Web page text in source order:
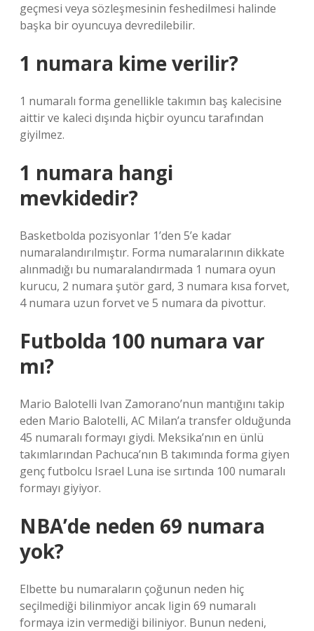
geçmesi veya sözleşmesinin feshedilmesi halinde
başka bir oyuncuya devredilebilir.
1 numara kime verilir?
1 numaralı forma genellikle takımın baş kalecisine
aittir ve kaleci dışında hiçbir oyuncu tarafından
giyilmez.
1 numara hangi
mevkidedir?
Basketbolda pozisyonlar 1’den 5’e kadar
numaralandırılmıştır. Forma numaralarının dikkate
alınmadığı bu numaralandırmada 1 numara oyun
kurucu, 2 numara şutör gard, 3 numara kısa forvet,
4 numara uzun forvet ve 5 numara da pivottur.
Futbolda 100 numara var
mı?
Mario Balotelli Ivan Zamorano’nun mantığını takip
eden Mario Balotelli, AC Milan’a transfer olduğunda
45 numaralı formayı giydi. Meksika’nın en ünlü
takımlarından Pachuca’nın B takımında forma giyen
genç futbolcu Israel Luna ise sırtında 100 numaralı
formayı giyiyor.
NBA’de neden 69 numara
yok?
Elbette bu numaraların çoğunun neden hiç
seçilmediği bilinmiyor ancak ligin 69 numaralı
formaya izin vermediği biliniyor. Bunun nedeni,